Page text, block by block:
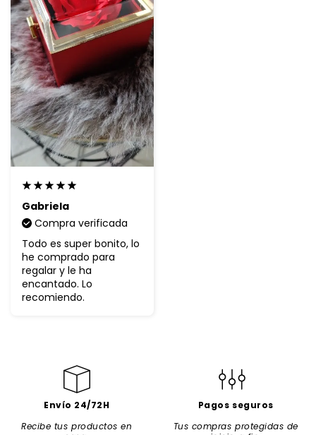
Gabriela
Compra verificada
Todo es super bonito, lo
he comprado para
regalar y le ha
encantado. Lo
recomiendo.
Envío 24/72H
Recibe tus productos en
Pagos seguros
Tus compras protegidas de